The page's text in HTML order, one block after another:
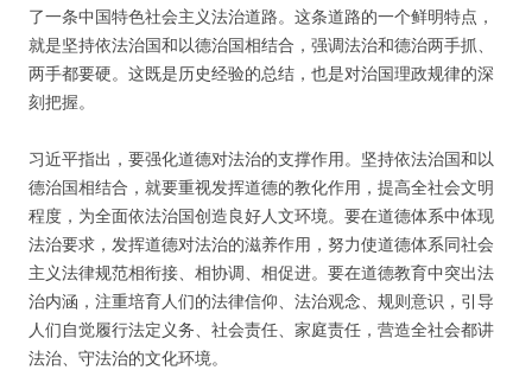
了一条中国特色社会主义法治道路。这条道路的一个鲜明特点，
就是坚持依法治国和以德治国相结合，强调法治和德治两手抓、
两手都要硬。这既是历史经验的总结，也是对治国理政规律的深
刻把握。
习近平指出，要强化道德对法治的支撑作用。坚持依法治国和以
德治国相结合，就要重视发挥道德的教化作用，提高全社会文明
程度，为全面依法治国创造良好人文环境。要在道德体系中体现
法治要求，发挥道德对法治的滋养作用，努力使道德体系同社会
主义法律规范相衔接、相协调、相促进。要在道德教育中突出法
治内涵，注重培育人们的法律信仰、法治观念、规则意识，引导
人们自觉履行法定义务、社会责任、家庭责任，营造全社会都讲
法治、守法治的文化环境。